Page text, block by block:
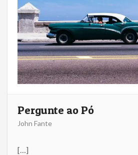
Pergunte ao Pó
John Fante
[…]